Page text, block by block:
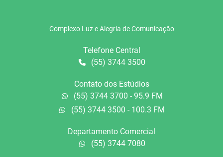
Complexo Luz e Alegria de Comunicação
Telefone Central
(55) 3744 3500
Contato dos Estúdios
(55) 3744 3700 - 95.9 FM
(55) 3744 3500 - 100.3 FM
Departamento Comercial
(55) 3744 7080